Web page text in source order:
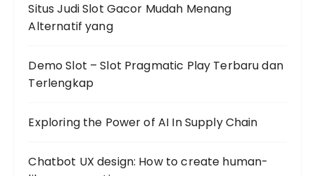
Situs Judi Slot Gacor Mudah Menang
Alternatif yang
Demo Slot – Slot Pragmatic Play Terbaru dan
Terlengkap
Exploring the Power of AI In Supply Chain
Chatbot UX design: How to create human-